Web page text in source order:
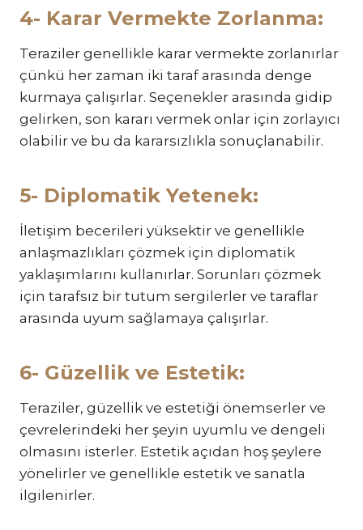
4- Karar Vermekte Zorlanma:
Teraziler genellikle karar vermekte zorlanırlar
çünkü her zaman iki taraf arasında denge
kurmaya çalışırlar. Seçenekler arasında gidip
gelirken, son kararı vermek onlar için zorlayıcı
olabilir ve bu da kararsızlıkla sonuçlanabilir.
5- Diplomatik Yetenek:
İletişim becerileri yüksektir ve genellikle
anlaşmazlıkları çözmek için diplomatik
yaklaşımlarını kullanırlar. Sorunları çözmek
için tarafsız bir tutum sergilerler ve taraflar
arasında uyum sağlamaya çalışırlar.
6- Güzellik ve Estetik:
Teraziler, güzellik ve estetiği önemserler ve
çevrelerindeki her şeyin uyumlu ve dengeli
olmasını isterler. Estetik açıdan hoş şeylere
yönelirler ve genellikle estetik ve sanatla
ilgilenirler.